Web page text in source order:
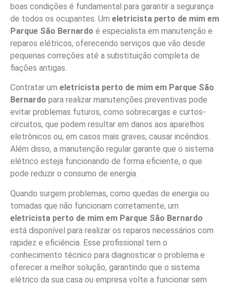
boas condições é fundamental para garantir a segurança
de todos os ocupantes. Um eletricista perto de mim em
Parque São Bernardo é especialista em manutenção e
reparos elétricos, oferecendo serviços que vão desde
pequenas correções até a substituição completa de
fiações antigas.
Contratar um eletricista perto de mim em Parque São
Bernardo para realizar manutenções preventivas pode
evitar problemas futuros, como sobrecargas e curtos-
circuitos, que podem resultar em danos aos aparelhos
eletrônicos ou, em casos mais graves, causar incêndios.
Além disso, a manutenção regular garante que o sistema
elétrico esteja funcionando de forma eficiente, o que
pode reduzir o consumo de energia.
Quando surgem problemas, como quedas de energia ou
tomadas que não funcionam corretamente, um
eletricista perto de mim em Parque São Bernardo
está disponível para realizar os reparos necessários com
rapidez e eficiência. Esse profissional tem o
conhecimento técnico para diagnosticar o problema e
oferecer a melhor solução, garantindo que o sistema
elétrico da sua casa ou empresa volte a funcionar sem